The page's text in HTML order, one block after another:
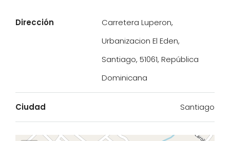
Dirección
Carretera Luperon,
Urbanizacion El Eden,
Santiago, 51061, República
Dominicana
Ciudad Santiago